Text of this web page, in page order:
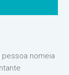
nomeia